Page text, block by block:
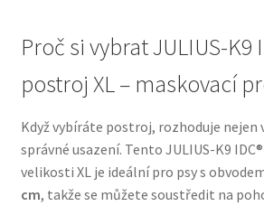
Pelíšky pro psy
Ortopedické pelíšky
Přepravky pro psy
Purizon pro psy — Vysoký obsah
Proč si vybrat JULIUS-K9
postroj XL – maskovací
Když vybíráte postroj, rozhoduje nejen
správné usazení. Tento JULIUS-K9
velikosti XL je ideální pro psy s
cm, takže se můžete soustředit na